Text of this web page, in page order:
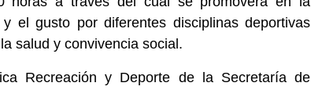
el gusto por diferentes disciplinas deportivas
salud y convivencia social.
Recreación y Deporte de la Secretaría de